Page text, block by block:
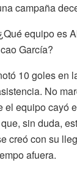
campaña
equipo es
García?
10 goles en
No
el equipo cayó
sin duda,
creó con su
afuera.